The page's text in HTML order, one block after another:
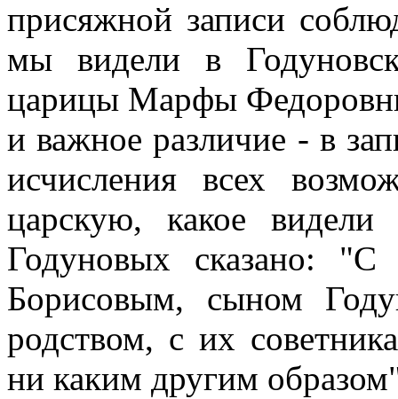
присяжной записи
мы видели в
царицы Марфы
и важное различие - в
исчисления всех
царскую, какое
Годуновых сказано:
Борисовым, сыном
родством, с их
ни каким другим